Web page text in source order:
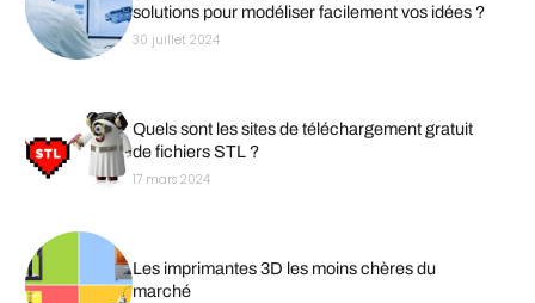
solutions pour modéliser facilement vos idées ?
30 juillet 2024
Quels sont les sites de téléchargement gratuit
de fichiers STL ?
17 mars 2024
Les imprimantes 3D les moins chères du
marché